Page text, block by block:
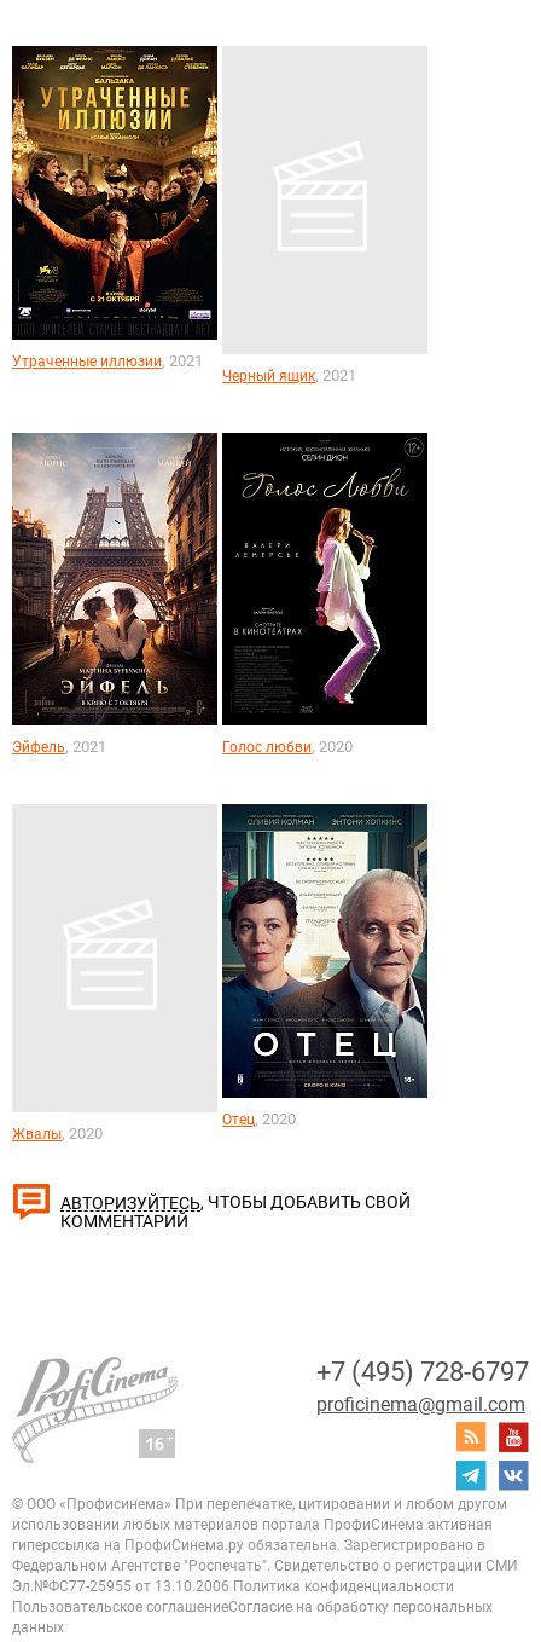
Утраченные иллюзии, 2021
Черный ящик, 2021
Эйфель, 2021 Голос любви, 2020
Жвалы, 2020
Отец, 2020
АВТОРИЗУЙТЕСЬ, ЧТОБЫ ДОБАВИТЬ СВОЙ
КОММЕНТАРИЙ
+7 (495) 728-6797
proficinema@gmail.com
© ООО «Профисинема» При перепечатке, цитировании и любом другом
использовании любых материалов портала ПрофиСинема активная
гиперссылка на ПрофиСинема.ру обязательна. Зарегистрировано в
Федеральном Агентстве "Роспечать". Свидетельство о регистрации СМИ
Эл.№ФС77-25955 от 13.10.2006 Политика конфиденциальности
Пользовательское соглашениеСогласие на обработку персональных
данных